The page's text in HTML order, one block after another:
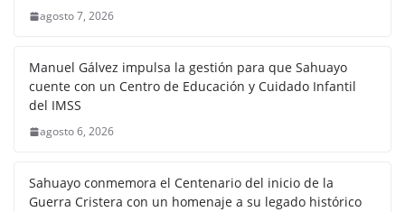
agosto 7, 2026
Manuel Gálvez impulsa la gestión para que Sahuayo
cuente con un Centro de Educación y Cuidado Infantil
del IMSS
agosto 6, 2026
Sahuayo conmemora el Centenario del inicio de la
Guerra Cristera con un homenaje a su legado histórico